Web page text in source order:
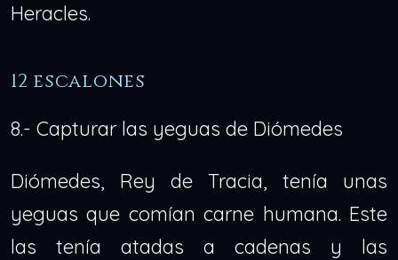
Heracles.
12 escalones
8.- Capturar las yeguas de Diómedes
Diómedes, Rey de Tracia, tenía unas
yeguas que comían carne humana. Este
las tenía atadas a cadenas y las